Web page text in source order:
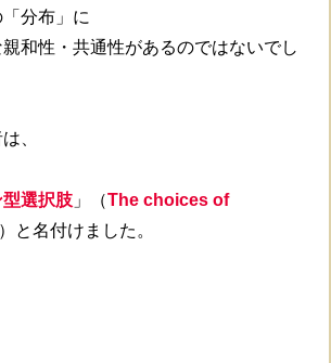
分布」に
和性・共通性があるのではないでし
、
選択肢 」（The choices of
）と名付けました。